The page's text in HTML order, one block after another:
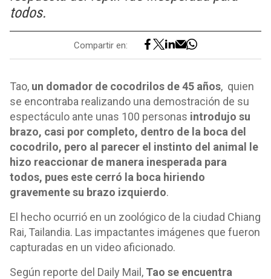
todos.
Compartir en:
Tao, un domador de cocodrilos de 45 años, quien
se encontraba realizando una demostración de su
espectáculo ante unas 100 personas introdujo su
brazo, casi por completo, dentro de la boca del
cocodrilo, pero al parecer el instinto del animal le
hizo reaccionar de manera inesperada para
todos, pues este cerró la boca hiriendo
gravemente su brazo izquierdo.
El hecho ocurrió en un zoológico de la ciudad Chiang
Rai, Tailandia. Las impactantes imágenes que fueron
capturadas en un video aficionado.
Según reporte del Daily Mail, Tao se encuentra